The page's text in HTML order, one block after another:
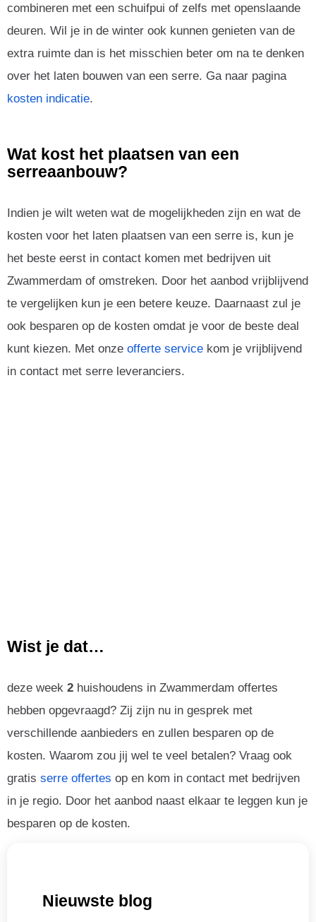
combineren met een schuifpui of zelfs met openslaande
deuren. Wil je in de winter ook kunnen genieten van de
extra ruimte dan is het misschien beter om na te denken
over het laten bouwen van een serre. Ga naar pagina
kosten indicatie.
Wat kost het plaatsen van een
serreaanbouw?
Indien je wilt weten wat de mogelijkheden zijn en wat de
kosten voor het laten plaatsen van een serre is, kun je
het beste eerst in contact komen met bedrijven uit
Zwammerdam of omstreken. Door het aanbod vrijblijvend
te vergelijken kun je een betere keuze. Daarnaast zul je
ook besparen op de kosten omdat je voor de beste deal
kunt kiezen. Met onze offerte service kom je vrijblijvend
in contact met serre leveranciers.
Wist je dat…
deze week 2 huishoudens in Zwammerdam offertes
hebben opgevraagd? Zij zijn nu in gesprek met
verschillende aanbieders en zullen besparen op de
kosten. Waarom zou jij wel te veel betalen? Vraag ook
gratis serre offertes op en kom in contact met bedrijven
in je regio. Door het aanbod naast elkaar te leggen kun je
besparen op de kosten.
Nieuwste blog